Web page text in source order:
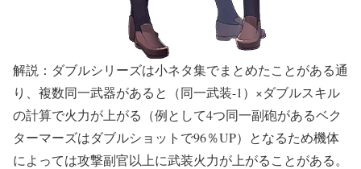
解説：ダブルシリーズは小ネタ集でまとめたことがある通
り、複数同一武器があると（同一武装-1）×ダブルスキル
の計算で火力が上がる（例として4つ同一副砲があるベク
ターマーズはダブルショットで96％UP）となるため機体
によっては攻撃副官以上に武装火力が上がることがある。